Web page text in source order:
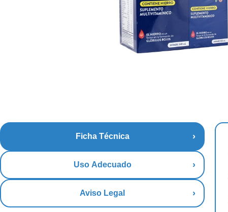
Ficha Técnica
Uso Adecuado
Aviso Legal